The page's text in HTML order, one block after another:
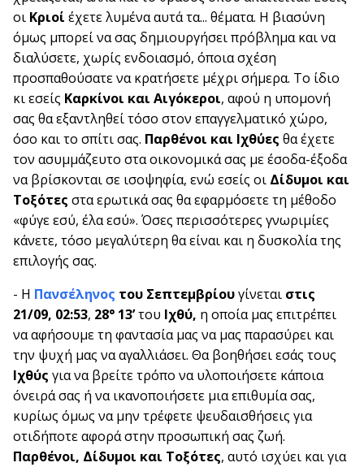
οι Κριοί έχετε λυμένα αυτά τα... θέματα. Η βιασύνη
όμως μπορεί να σας δημιουργήσει πρόβλημα και να
διαλύσετε, χωρίς ενδοιασμό, όποια σχέση
προσπαθούσατε να κρατήσετε μέχρι σήμερα. Το ίδιο
κι εσείς Καρκίνοι και Αιγόκεροι, αφού η υπομονή
σας θα εξαντληθεί τόσο στον επαγγελματικό χώρο,
όσο και το σπίτι σας. Παρθένοι και Ιχθύες θα έχετε
τον ασυμμάζευτο στα οικονομικά σας με έσοδα-έξοδα
να βρίσκονται σε ισοψηφία, ενώ εσείς οι Δίδυμοι και
Τοξότες στα ερωτικά σας θα εφαρμόσετε τη μέθοδο
«φύγε εσύ, έλα εσύ». Όσες περισσότερες γνωριμίες
κάνετε, τόσο μεγαλύτερη θα είναι και η δυσκολία της
επιλογής σας.
- Η Πανσέληνος του Σεπτεμβρίουγίνεται στις
21/09, 02:53, 28° 13’του Ιχθύ, η οποία μας επιτρέπει
να αφήσουμε τη φαντασία μας να μας παρασύρει και
την ψυχή μας να αγαλλιάσει. Θα βοηθήσει εσάς τους
Ιχθύς για να βρείτε τρόπο να υλοποιήσετε κάποια
όνειρά σας ή να ικανοποιήσετε μια επιθυμία σας,
κυρίως όμως να μην τρέφετε ψευδαισθήσεις για
οτιδήποτε αφορά στην προσωπική σας ζωή.
Παρθένοι, Δίδυμοι και Τοξότες, αυτό ισχύει και για